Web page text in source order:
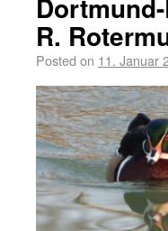
R.
Posted on 11. Januar